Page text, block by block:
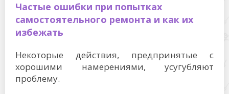
Частые ошибки при попытках
самостоятельного ремонта и как их
избежать
Некоторые действия, предпринятые с
хорошими намерениями, усугубляют
проблему.